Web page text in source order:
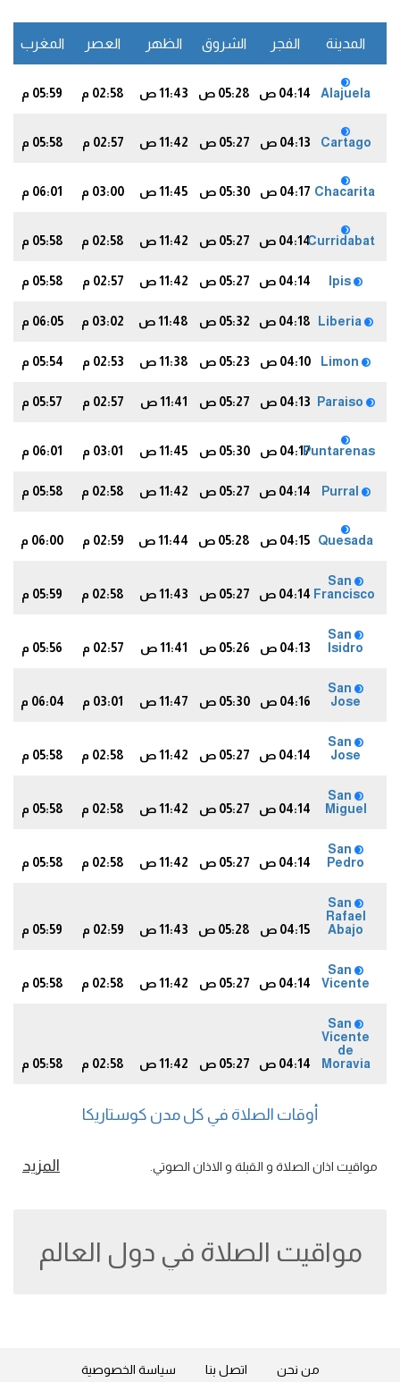
المدينة الفجر الشروق الظهر العصر المغرب
Alajuela 04:14 ص 05:28 ص 11:43 ص 02:58 م 05:59 م
Cartago 04:13 ص 05:27 ص 11:42 ص 02:57 م 05:58 م
Chacarita 04:17 ص 05:30 ص 11:45 ص 03:00 م 06:01 م
Curridabat04:14 ص 05:27 ص 11:42 ص 02:58 م 05:58 م
04:14 ص 05:27 ص 11:42 ص 02:57 م 05:58 م
04:18 ص 05:32 ص 11:48 ص 03:02 م 06:05 م
04:10 ص 05:23 ص 11:38 ص 02:53 م 05:54 م
04:13 ص 05:27 ص 11:41 ص 02:57 م 05:57 م
Puntarenas04:17 ص 05:30 ص 11:45 ص 03:01 م 06:01 م
04:14 ص 05:27 ص 11:42 ص 02:58 م 05:58 م
Quesada 04:15 ص 05:28 ص 11:44 ص 02:59 م 06:00 م
San
Francisco 04:14 ص 05:27 ص 11:43 ص 02:58 م 05:59 م
San
Isidro
04:13 ص 05:26 ص 11:41 ص 02:57 م 05:56 م
San
Jose
04:16 ص 05:30 ص 11:47 ص 03:01 م 06:04 م
San
Jose
04:14 ص 05:27 ص 11:42 ص 02:58 م 05:58 م
San
Miguel
04:14 ص 05:27 ص 11:42 ص 02:58 م 05:58 م
San
Pedro
04:14 ص 05:27 ص 11:42 ص 02:58 م 05:58 م
San
Rafael
Abajo
04:15 ص 05:28 ص 11:43 ص 02:59 م 05:59 م
San
Vicente
04:14 ص 05:27 ص 11:42 ص 02:58 م 05:58 م
San
Vicente
de
Moravia
04:14 ص 05:27 ص 11:42 ص 02:58 م 05:58 م
أوقات الصلاة في كل مدن كوستاريكا
مواقيت اذان الصلاة و القبلة و الاذان الصوتي. المزيد
مواقيت الصلاة في دول العالم
من نحن اتصل بنا سياسة الخصوصية